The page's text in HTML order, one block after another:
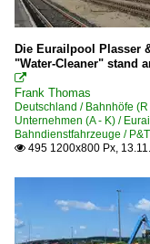
Die Eurailpool Plasser
"Water-Cleaner" stand

Frank Thomas
Deutschland / Bahnhöfe
Unternehmen (A - K) /
Bahndienstfahrzeuge /
 495 1200x800 Px,